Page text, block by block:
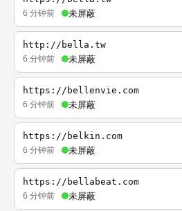
6 分钟前 未屏蔽
http://bella.tw
6 分钟前 未屏蔽
https://bellenvie.com
6 分钟前 未屏蔽
https://belkin.com
6 分钟前 未屏蔽
https://bellabeat.com
6 分钟前 未屏蔽